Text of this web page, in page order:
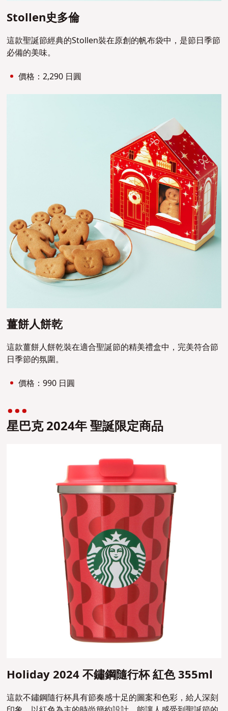
Stollen史多倫
這款聖誕節經典的Stollen裝在原創的帆布袋中，是節日季節
必備的美味。
價格：2,290 日圓
薑餅人餅乾
這款薑餅人餅乾裝在適合聖誕節的精美禮盒中，完美符合節
日季節的氛圍。
價格：990 日圓
星巴克 2024年 聖誕限定商品
Holiday 2024 不鏽鋼隨行杯 紅色 355ml
這款不鏽鋼隨行杯具有節奏感十足的圖案和色彩，給人深刻